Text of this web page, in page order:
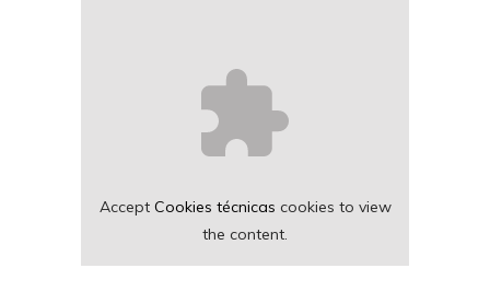
Accept Cookies técnicas cookies to view
the content.